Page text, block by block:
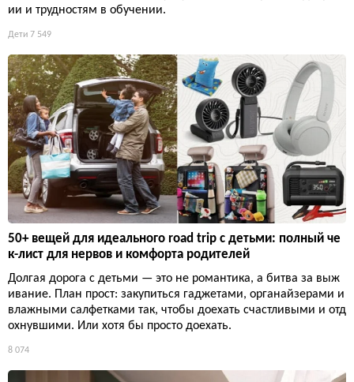
ии и трудностям в обучении.
Дети 7 549
50+ вещей для идеального road trip с детьми: полный че
к-лист для нервов и комфорта родителей
Долгая дорога с детьми — это не романтика, а битва за выж
ивание. План прост: закупиться гаджетами, органайзерами и
влажными салфетками так, чтобы доехать счастливыми и отд
охнувшими. Или хотя бы просто доехать.
8 074